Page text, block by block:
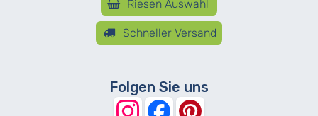
Riesen Auswahl
Schneller Versand
Folgen Sie uns